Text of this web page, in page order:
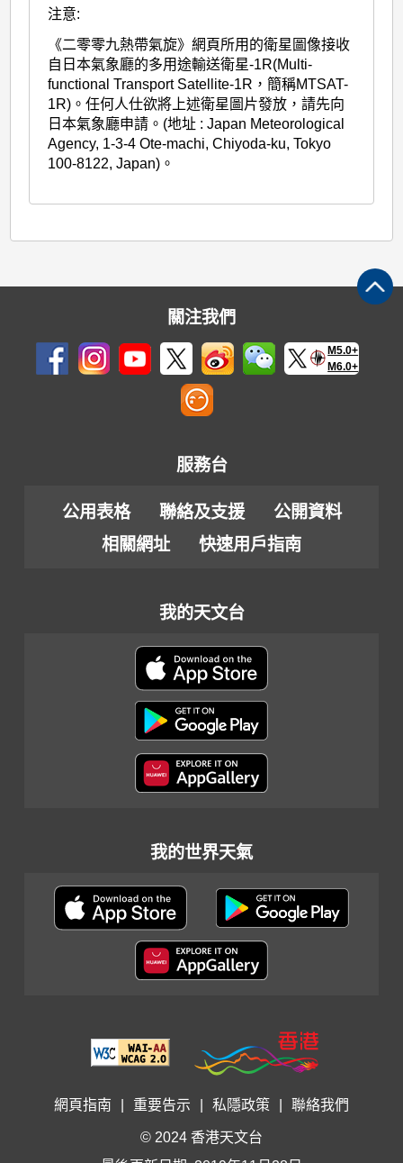
注意:
《二零零九熱帶氣旋》網頁所用的衛星圖像接收
自日本氣象廳的多用途輸送衛星-1R(Multi-
functional Transport Satellite-1R，簡稱MTSAT-
1R)。任何人仕欲將上述衛星圖片發放，請先向
日本氣象廳申請。(地址 : Japan Meteorological
Agency, 1-3-4 Ote-machi, Chiyoda-ku, Tokyo
100-8122, Japan)。
關注我們
M5.0+
M6.0+
服務台
公用表格 聯絡及支援
公開資料
相關網址
快速用戶指南
我的天文台
我的世界天氣
網頁指南 重要告示 私隱政策 聯絡我們
© 2024 香港天文台